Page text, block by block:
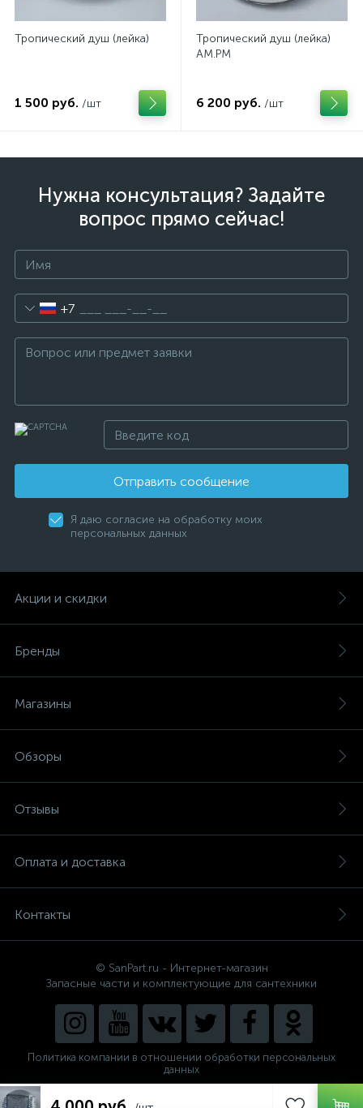
Тропический душ (лейка)
1 500 руб. /шт
Тропический душ (лейка)
AM.PM
6 200 руб. /шт
Нужна консультация? Задайте
вопрос прямо сейчас!
+7
Отправить сообщение
Я даю согласие на обработку моих
персональных данных
Акции и скидки
Бренды
Магазины
Обзоры
Отзывы
Оплата и доставка
Контакты
© SanPart.ru - Интернет-магазин
Запасные части и комплектующие для сантехники
Политика компании в отношении обработки персональных
данных